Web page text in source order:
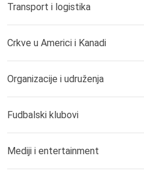
Transport i logistika
Crkve u Americi i Kanadi
Organizacije i udruženja
Fudbalski klubovi
Mediji i entertainment